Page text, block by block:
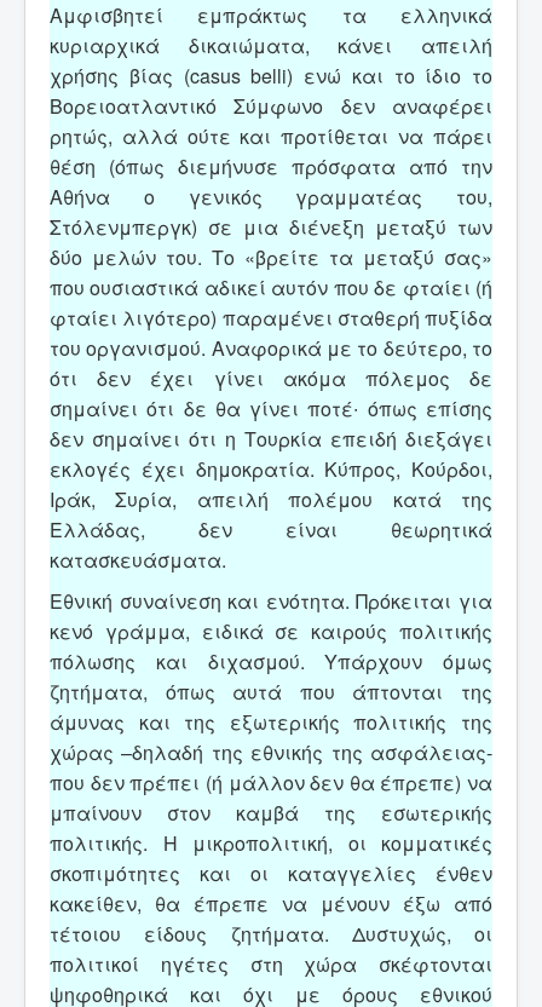
Αμφισβητεί εμπράκτως τα ελληνικά
κυριαρχικά δικαιώματα, κάνει απειλή
χρήσης βίας (casus belli) ενώ και το ίδιο το
Βορειοατλαντικό Σύμφωνο δεν αναφέρει
ρητώς, αλλά ούτε και προτίθεται να πάρει
θέση (όπως διεμήνυσε πρόσφατα από την
Αθήνα ο γενικός γραμματέας του,
Στόλενμπεργκ) σε μια διένεξη μεταξύ των
δύο μελών του. Το «βρείτε τα μεταξύ σας»
που ουσιαστικά αδικεί αυτόν που δε φταίει (ή
φταίει λιγότερο) παραμένει σταθερή πυξίδα
του οργανισμού. Αναφορικά με το δεύτερο, το
ότι δεν έχει γίνει ακόμα πόλεμος δε
σημαίνει ότι δε θα γίνει ποτέ∙ όπως επίσης
δεν σημαίνει ότι η Τουρκία επειδή διεξάγει
εκλογές έχει δημοκρατία. Κύπρος, Κούρδοι,
Ιράκ, Συρία, απειλή πολέμου κατά της
Ελλάδας, δεν είναι θεωρητικά
κατασκευάσματα.
Εθνική συναίνεση και ενότητα. Πρόκειται για
κενό γράμμα, ειδικά σε καιρούς πολιτικής
πόλωσης και διχασμού. Υπάρχουν όμως
ζητήματα, όπως αυτά που άπτονται της
άμυνας και της εξωτερικής πολιτικής της
χώρας –δηλαδή της εθνικής της ασφάλειας-
που δεν πρέπει (ή μάλλον δεν θα έπρεπε) να
μπαίνουν στον καμβά της εσωτερικής
πολιτικής. Η μικροπολιτική, οι κομματικές
σκοπιμότητες και οι καταγγελίες ένθεν
κακείθεν, θα έπρεπε να μένουν έξω από
τέτοιου είδους ζητήματα. Δυστυχώς, οι
πολιτικοί ηγέτες στη χώρα σκέφτονται
ψηφοθηρικά και όχι με όρους εθνικού